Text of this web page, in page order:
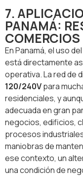
7.
PANAMÁ:
En Panamá, el uso
está directamente
operativa. La red de
120/240Vpara
residenciales, y
adecuada en gran
negocios, edificios,
procesos
maniobras de
ese contexto, un
una condición de